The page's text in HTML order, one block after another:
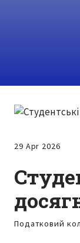
29 Apr 2026
Податковий